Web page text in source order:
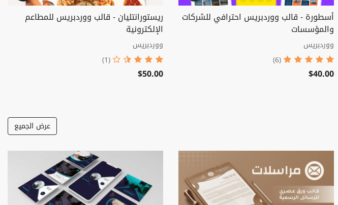
أسطورة - قالب ووردبريس احترافي للشركات
والمؤسسات
ووردبريس
(6)
$40.00
ريستورانتليان - قالب ووردبريس للمطاعم
الإلكترونية
ووردبريس
(1)
$50.00
عرض الجميع